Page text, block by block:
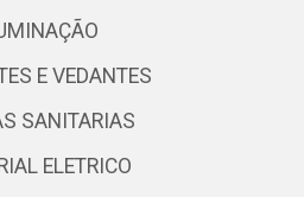
E VEDANTES
SANITARIAS
ELETRICO